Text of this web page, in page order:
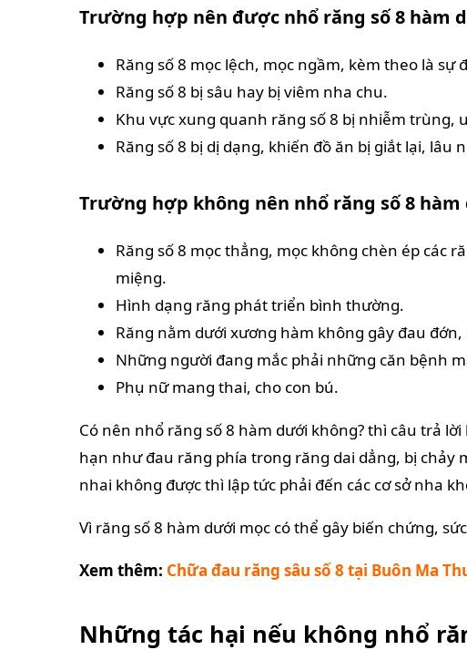
Trường hợp nên được nhổ răng số 8 hàm
Răng số 8 mọc lệch, mọc ngầm, kèm theo là sự
Răng số 8 bị sâu hay bị viêm nha chu.
Khu vực xung quanh răng số 8 bị nhiễm trùng,
Răng số 8 bị dị dạng, khiến đồ ăn bị giắt lại, lâu
Trường hợp không nên nhổ răng số 8
Răng số 8 mọc thẳng, mọc không chèn ép các
miệng.
Hình dạng răng phát triển bình thường.
Răng nằm dưới xương hàm không gây đau
Những người đang mắc phải những căn bệnh
Phụ nữ mang thai, cho con bú.
Có nên nhổ răng số 8 hàm dưới không? thì câu trả
hạn như đau răng phía trong răng dai dẳng, bị chảy
nhai không được thì lập tức phải đến các cơ sở nha
Vì răng số 8 hàm dưới mọc có thể gây biến chứng,
Xem thêm: Chữa đau răng sâu số 8 tại Buôn Ma
Những tác hại nếu không nhổ